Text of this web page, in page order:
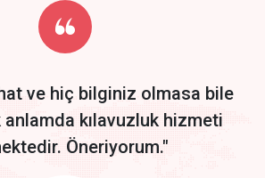
for 30 days free trial no credit card
required.
ve hiç bilginiz olmasa bile
kılavuzluk hizmeti
Öneriyorum."